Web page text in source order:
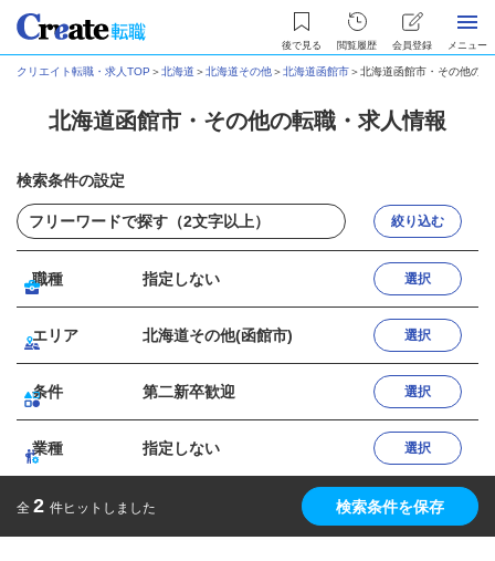
後で見る 閲覧履歴 会員登録 メニュー
クリエイト転職・求人TOP ＞北海道 ＞北海道その他＞北海道函館市＞北海道函館市・その他の
北海道函館市・その他の転職・求人情報
検索条件の設定
絞り込む
職種 指定しない 選択
エリア 北海道その他(函館市) 選択
条件 第二新卒歓迎 選択
業種 指定しない 選択
全 2 件ヒットしました 検索条件を保存